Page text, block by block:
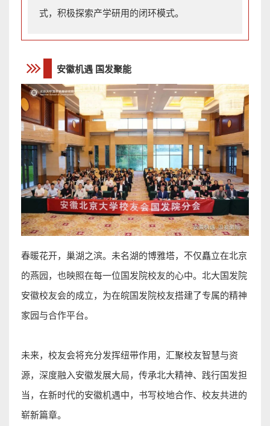
式，积极探索产学研用的闭环模式。
安徽机遇 国发聚能
春暖花开，巢湖之滨。未名湖的博雅塔，不仅矗立在北京
的燕园，也映照在每一位国发院校友的心中。北大国发院
安徽校友会的成立，为在皖国发院校友搭建了专属的精神
家园与合作平台。
未来，校友会将充分发挥纽带作用，汇聚校友智慧与资
源，深度融入安徽发展大局，传承北大精神、践行国发担
当，在新时代的安徽机遇中，书写校地合作、校友共进的
崭新篇章。